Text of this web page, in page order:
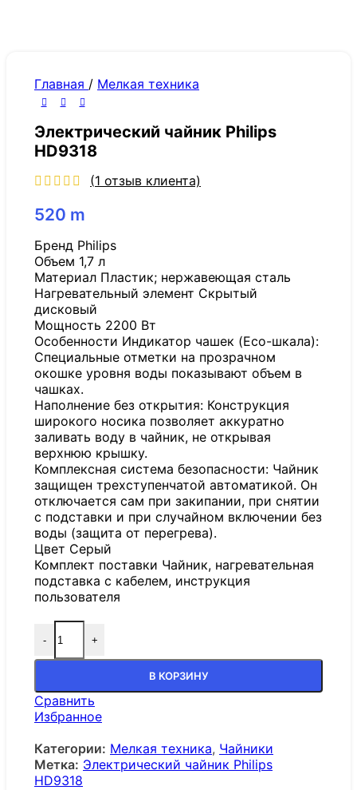
Главная / Мелкая техника
Электрический чайник Philips
HD9318
(1 отзыв клиента)
520 m
Бренд Philips
Объем 1,7 л
Материал Пластик; нержавеющая сталь
Нагревательный элемент Скрытый
дисковый
Мощность 2200 Вт
Особенности Индикатор чашек (Eco-шкала):
Специальные отметки на прозрачном
окошке уровня воды показывают объем в
чашках.
Наполнение без открытия: Конструкция
широкого носика позволяет аккуратно
заливать воду в чайник, не открывая
верхнюю крышку.
Комплексная система безопасности: Чайник
защищен трехступенчатой автоматикой. Он
отключается сам при закипании, при снятии
с подставки и при случайном включении без
воды (защита от перегрева).
Цвет Серый
Комплект поставки Чайник, нагревательная
подставка с кабелем, инструкция
пользователя
- +
В КОРЗИНУ
Сравнить
Избранное
Категории: Мелкая техника, Чайники
Метка: Электрический чайник Philips
HD9318